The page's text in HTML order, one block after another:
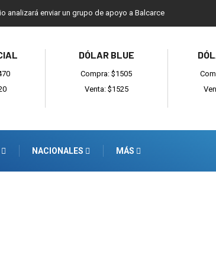
analizará enviar un grupo de apoyo a Balcarce
DÓLAR BLUE
Compra: $1505
Venta: $1525
NACIONALES MÁS